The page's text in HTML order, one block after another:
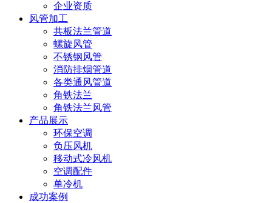
企业资质
风管加工
共板法兰管道
螺旋风管
不锈钢风管
消防排烟管道
各类通风管道
角铁法兰
角铁法兰风管
产品展示
环保空调
负压风机
移动式冷风机
空调配件
单冷机
成功案例